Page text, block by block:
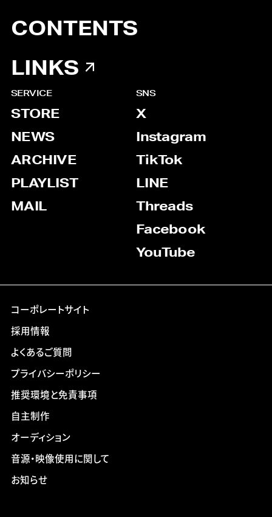
CONTENTS
LINKS
SERVICE
STORE
NEWS
ARCHIVE
PLAYLIST
MAIL
SNS
X
Instagram
TikTok
LINE
Threads
Facebook
YouTube
コーポレートサイト
採用情報
よくあるご質問
プライバシーポリシー
推奨環境と免責事項
自主制作
オーディション
音源・映像使用に関して
お知らせ